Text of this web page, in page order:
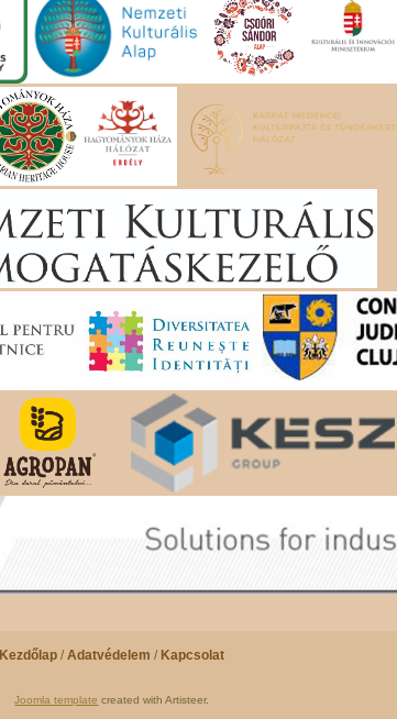
Kezdőlap /Adatvédelem / Kapcsolat
Joomla template created with Artisteer.